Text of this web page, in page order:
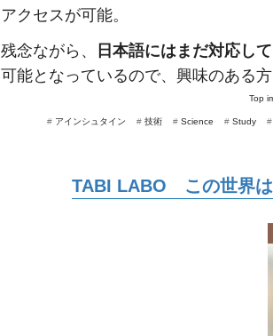
アクセスが可能。
残念ながら、
日本語にはまだ対応し
可能となっているので、興味のある
Top
#
# Study
# Science
# 技術
# アインシュタイン
TABI LABO この世界は